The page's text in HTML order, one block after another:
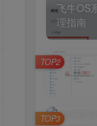
飞牛OS
理指南
TOP2
TOP3